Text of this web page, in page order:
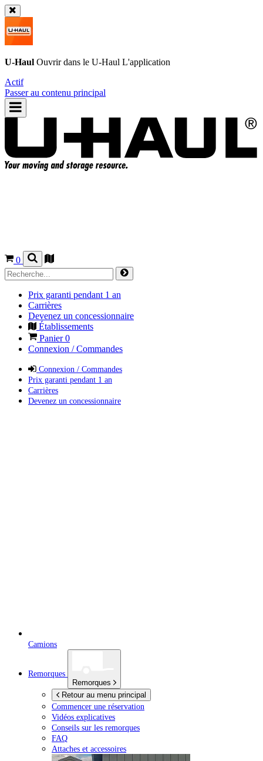
U-Haul Ouvrir dans le U-Haul L'application
Actif
Passer au contenu principal
0
Prix garanti pendant 1 an
Carrières
Devenez un concessionnaire
Établissements
Panier0
Connexion / Commandes
Connexion / Commandes
Prix garanti pendant 1 an
Carrières
Devenez un concessionnaire
Camions
Remorques
Remorques
Retour au menu principal
Commencer une réservation
Vidéos explicatives
Conseils sur les remorques
FAQ
Attaches et accessoires